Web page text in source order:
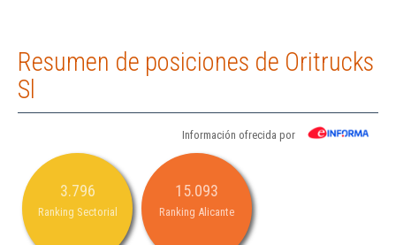
Resumen de posiciones de Oritrucks
Sl
Información ofrecida por
3.796
Ranking Sectorial
15.093
Ranking Alicante